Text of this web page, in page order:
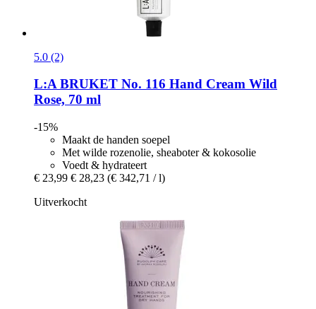
5.0 (2)
L:A BRUKET No. 116 Hand Cream Wild
Rose, 70 ml
-15%
Maakt de handen soepel
Met wilde rozenolie, sheaboter & kokosolie
Voedt & hydrateert
€ 23,99 € 28,23 (€ 342,71 / l)
Uitverkocht